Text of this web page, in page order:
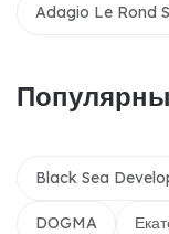
Adagio Le Rond
Black Sea
DOGMA